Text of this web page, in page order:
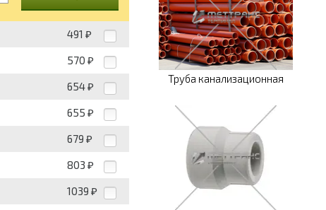
491 ₽
570 ₽
654 ₽
655 ₽
679 ₽
803 ₽
1039 ₽
Труба канализационная